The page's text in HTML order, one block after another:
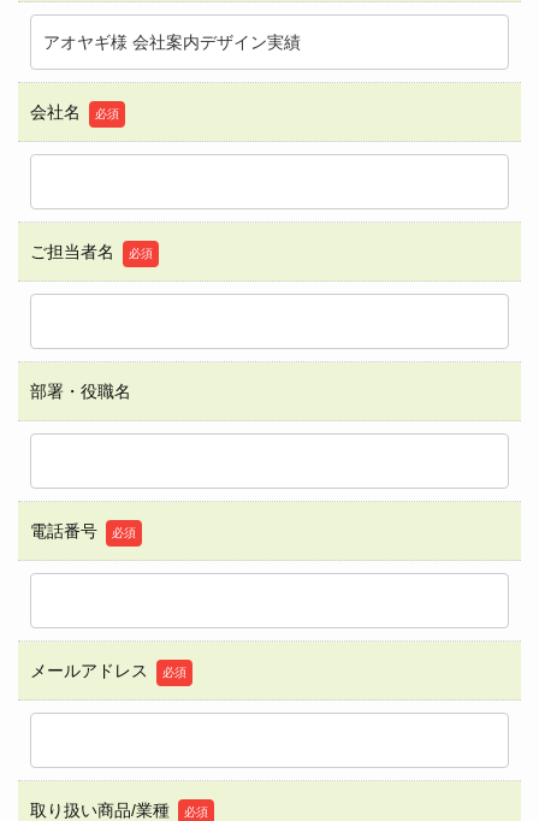
会社名 必須
ご担当者名 必須
部署・役職名
電話番号 必須
メールアドレス 必須
取り扱い商品/業種 必須